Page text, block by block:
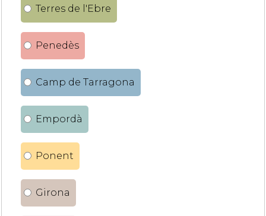
Terres de l'Ebre
Penedès
Camp de Tarragona
Empordà
Ponent
Girona